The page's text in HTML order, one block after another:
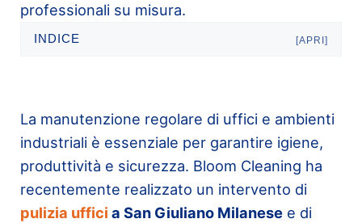
professionali su misura.
INDICE [APRI]
La manutenzione regolare di uffici e ambienti
industriali è essenziale per garantire igiene,
produttività e sicurezza. Bloom Cleaning ha
recentemente realizzato un intervento di
pulizia uffici a San Giuliano Milanese e di